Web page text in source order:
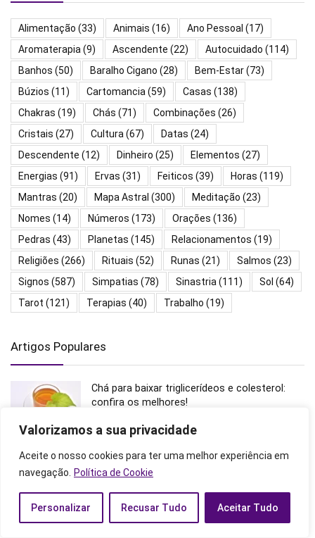
Valorizamos a sua privacidade
Aceite o nosso cookies para ter uma melhor experiência em
navegação.
Política de Cookie
Personalizar Recusar Tudo Aceitar Tudo
Alimentação (33) Animais (16) Ano Pessoal (17)
Aromaterapia (9) Ascendente (22) Autocuidado (114)
Banhos (50) Baralho Cigano (28) Bem-Estar(73)
Búzios (11) Cartomancia (59) Casas (138)
Chakras (19) Chás (71) Combinações (26)
Cristais (27) Cultura (67) Datas (24)
Descendente (12) Dinheiro (25) Elementos (27)
Energias (91) Ervas (31) Feiticos (39) Horas (119)
Mantras (20) Mapa Astral (300) Meditação (23)
Nomes (14) Números (173) Orações (136)
Pedras (43) Planetas (145) Relacionamentos (19)
Religiões (266) Rituais (52) Runas (21) Salmos (23)
Signos (587) Simpatias (78) Sinastria (111) Sol (64)
Tarot (121) Terapias (40) Trabalho (19)
Artigos Populares
Chá para baixar triglicerídeos e colesterol:
confira os melhores!
casas astrológicas e mais!